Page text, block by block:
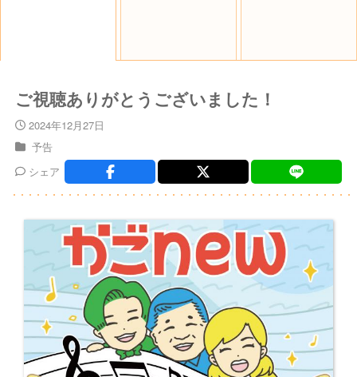
ご視聴ありがとうございました！
2024年12月27日
予告
シェア